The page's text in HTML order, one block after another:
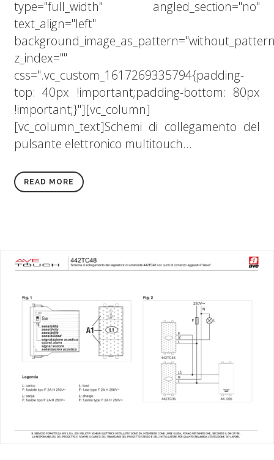
type="full_width" angled_section="no"
text_align="left"
z_index=""
css=".vc_custom_1617269335794{padding-
top: 40px !important;padding-bottom: 80px
!important;}"][vc_column]
[vc_column_text]Schemi di collegamento del
pulsante elettronico multitouch...
READ MORE